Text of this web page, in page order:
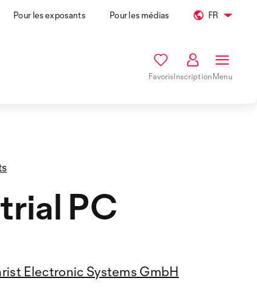
Pour les exposants Pour les médias FR
FavorisInscriptionMenu
PC
Electronic Systems GmbH